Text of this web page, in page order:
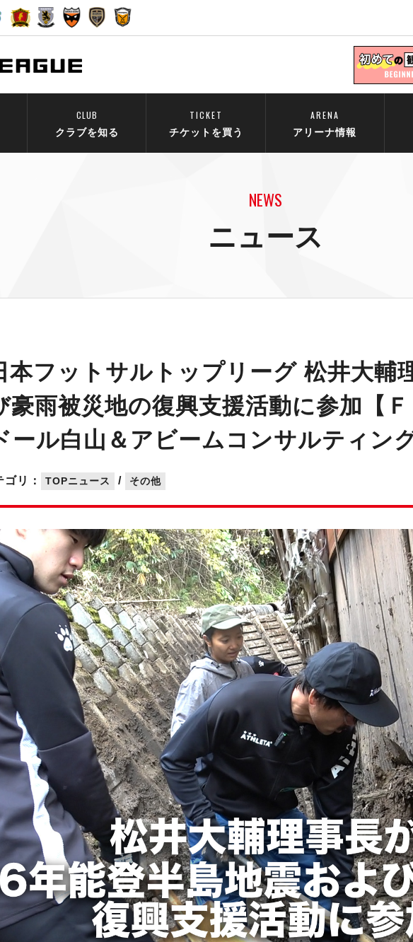
CLUB
クラブを知る
TICKET
チケットを買う
ARENA
アリーナ情報
NEWS
ニュース
本フットサルトップリーグ 松井大輔
豪雨被災地の復興支援活動に参加【
ール白山＆アビームコンサルティング
ゴリ： TOPニュース / その他